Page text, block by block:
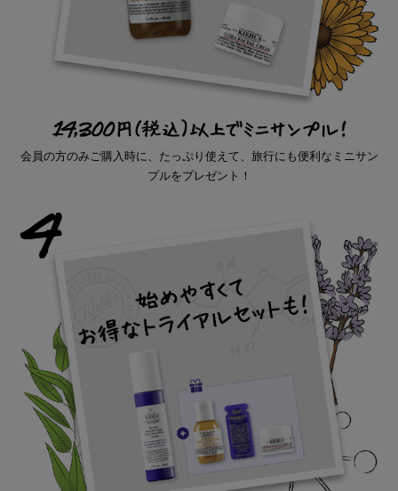
会員の方のみご購入時に、たっぷり使えて、旅行にも便利なミニサン
プルをプレゼント！